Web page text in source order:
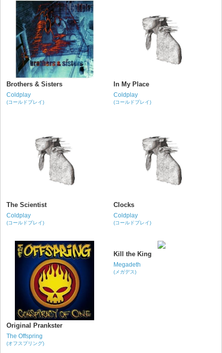
Brothers & Sisters
Coldplay
(コールドプレイ)
In My Place
Coldplay
(コールドプレイ)
The Scientist
Coldplay
(コールドプレイ)
Clocks
Coldplay
(コールドプレイ)
Original Prankster
The Offspring
(オフスプリング)
Kill the King
Megadeth
(メガデス)